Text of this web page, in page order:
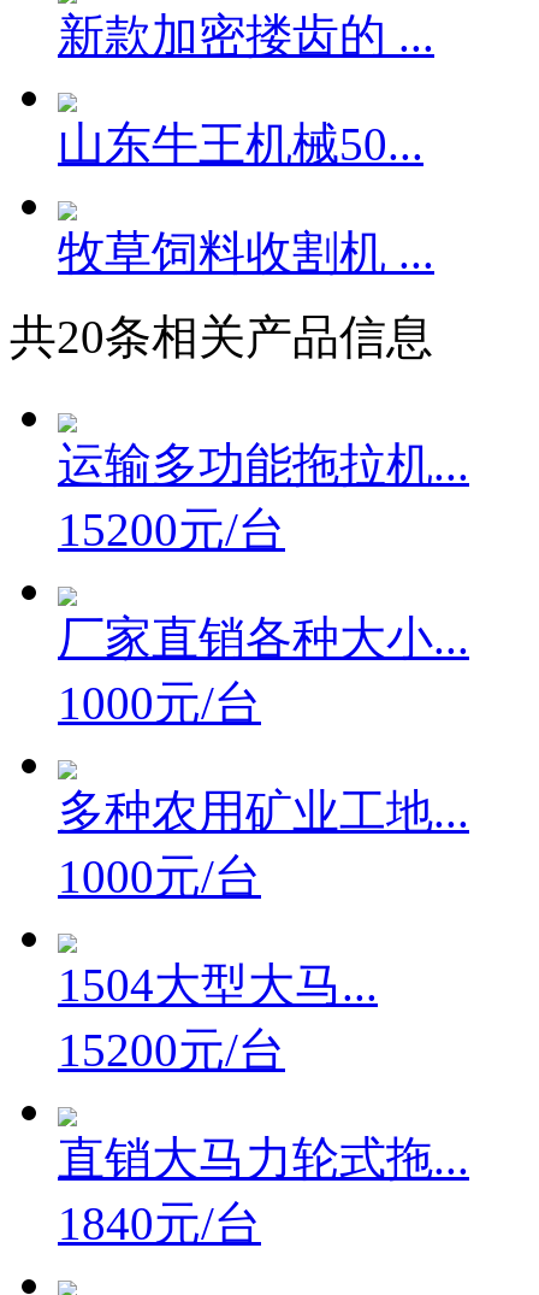
新款加密搂齿的 ...
山东牛王机械50...
牧草饲料收割机 ...
共
条相关产品信息
运输多功能拖拉机...
15200元/台
厂家直销各种大小...
1000元/台
多种农用矿业工地...
1000元/台
1504大型大马...
15200元/台
直销大马力轮式拖...
1840元/台